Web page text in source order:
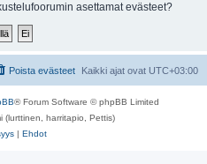
asettamat evästeet?
Kaikki ajat ovat UTC+03:00
Poista evästeet
® Forum Software © phpBB Limited
(lurttinen, harritapio, Pettis)
| Ehdot